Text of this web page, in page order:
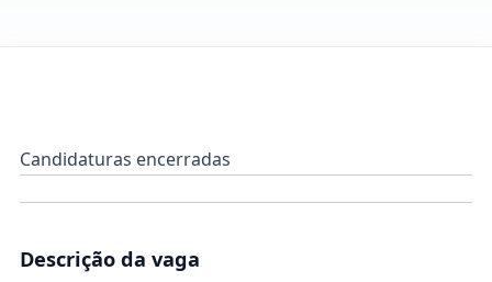
Candidaturas encerradas
Descrição da vaga